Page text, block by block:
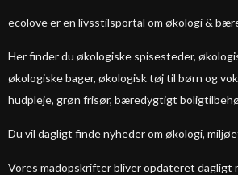
ecolove er en livsstilsportal om økologi &
Her finder du økologiske spisesteder,
økologiske bager, økologisk tøj til børn og
hudpleje, grøn frisør, bæredygtigt
Du vil dagligt finde nyheder om økologi,
Vores madopskrifter bliver opdateret dagligt